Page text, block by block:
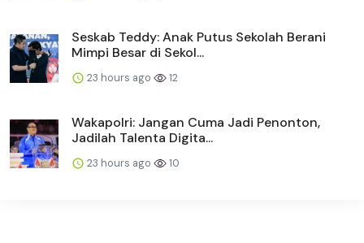
Seskab Teddy: Anak Putus Sekolah Berani
Mimpi Besar di Sekol...
23 hours ago 12
Wakapolri: Jangan Cuma Jadi Penonton,
Jadilah Talenta Digita...
23 hours ago 10